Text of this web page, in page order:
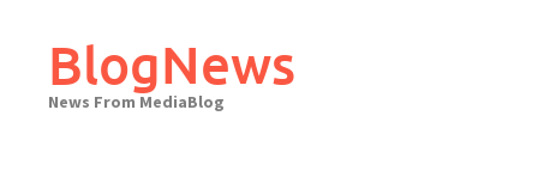
contentBlogNews
News From MediaBlog